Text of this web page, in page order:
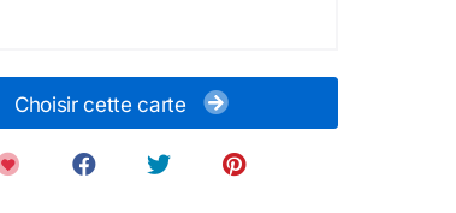
Choisir cette carte